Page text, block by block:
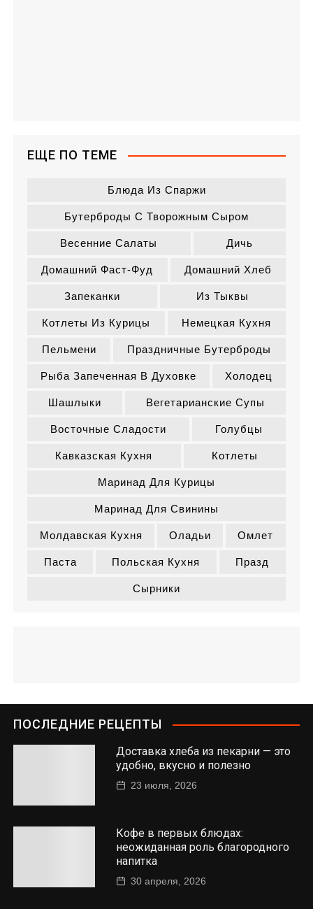
ЕЩЕ ПО ТЕМЕ
Блюда Из Спаржи
Бутерброды С Творожным Сыром
Весенние Салаты Дичь
Домашний Фаст-Фуд Домашний Хлеб
Запеканки Из Тыквы
Котлеты Из Курицы Немецкая Кухня
Пельмени Праздничные Бутерброды
Рыба Запеченная В Духовке Холодец
Шашлыки Вегетарианские Супы
Восточные Сладости Голубцы
Кавказская Кухня Котлеты
Маринад Для Курицы
Маринад Для Свинины
Молдавская Кухня Оладьи Омлет
Паста Польская Кухня Празд
Сырники
ПОСЛЕДНИЕ РЕЦЕПТЫ
Доставка хлеба из пекарни — это
удобно, вкусно и полезно
23 июля, 2026
Кофе в первых блюдах:
неожиданная роль благородного
напитка
30 апреля, 2026